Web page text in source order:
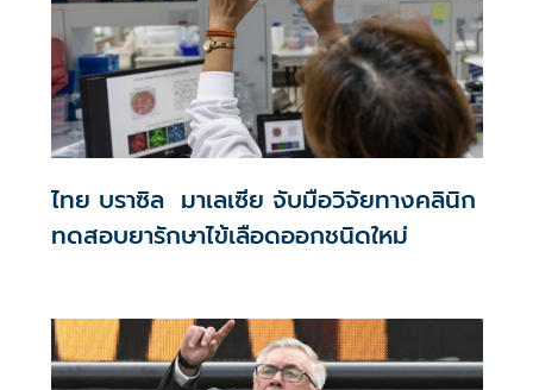
ไทย บราซิล มาเลเซีย จับมือวิจัยทางคลินิก
ทดสอบยารักษาไข้เลือดออกชนิดใหม่